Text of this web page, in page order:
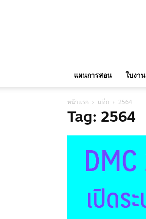
แผนการสอน ใบงาน
หน้าแรก แท็ก 2564
Tag: 2564